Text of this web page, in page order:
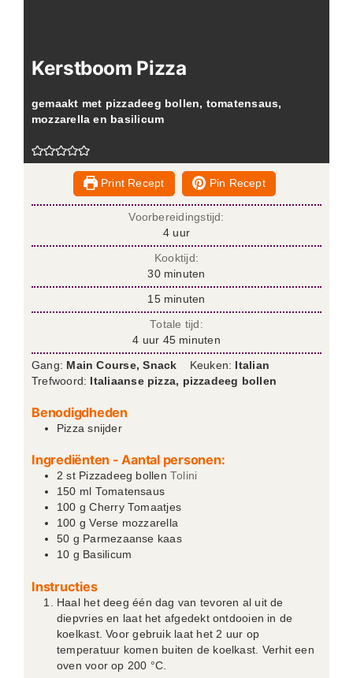
Kerstboom Pizza
gemaakt met pizzadeeg bollen, tomatensaus,
mozzarella en basilicum
Print Recept Pin Recept
Voorbereidingstijd:
4uur
uur
Kooktijd:
30minuten
minuten
15minuten
minuten
Totale tijd:
4uur
uur 45minuten
minuten
Gang: Main Course, Snack Keuken: Italian
Trefwoord: Italiaanse pizza, pizzadeeg bollen
Benodigdheden
Pizza snijder
Ingrediënten - Aantal personen:
2 st Pizzadeeg bollen Tolini
150 ml Tomatensaus
100 g Cherry Tomaatjes
100 g Verse mozzarella
50 g Parmezaanse kaas
10 g Basilicum
Instructies
Haal het deeg één dag van tevoren al uit de
diepvries en laat het afgedekt ontdooien in de
koelkast. Voor gebruik laat het 2 uur op
temperatuur komen buiten de koelkast. Verhit een
oven voor op 200 °C.